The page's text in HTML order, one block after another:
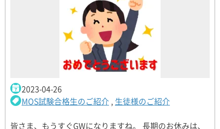
2023-04-26
MOS試験合格生のご紹介 , 生徒様のご紹介
皆さま、もうすぐGWになりますね。 長期のお休みは、